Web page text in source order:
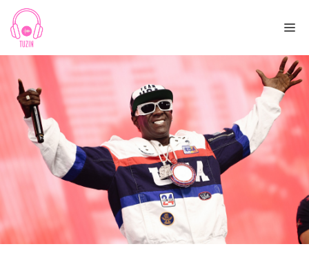
Skip
content